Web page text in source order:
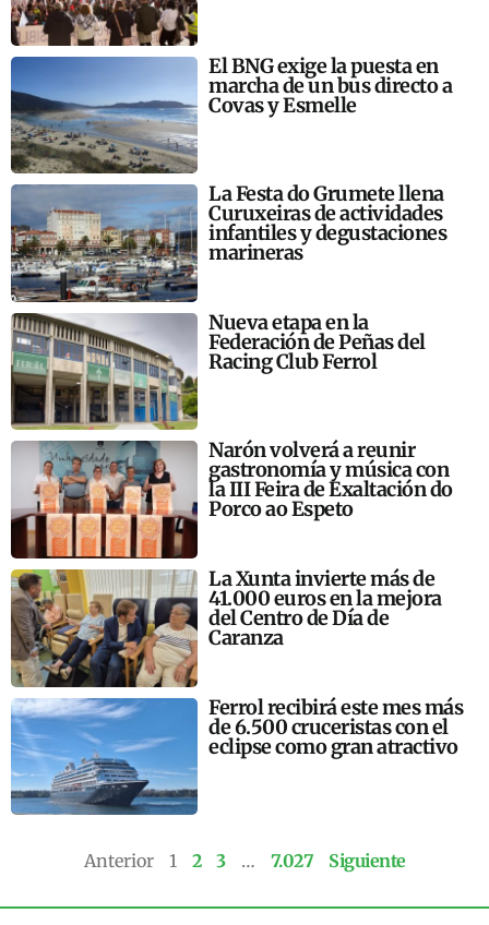
El BNG exige la puesta en
marcha de un bus directo a
Covas y Esmelle
La Festa do Grumete llena
Curuxeiras de actividades
infantiles y degustaciones
marineras
Nueva etapa en la
Federación de Peñas del
Racing Club Ferrol
Narón volverá a reunir
gastronomía y música con
la III Feira de Exaltación do
Porco ao Espeto
La Xunta invierte más de
41.000 euros en la mejora
del Centro de Día de
Caranza
Ferrol recibirá este mes más
de 6.500 cruceristas con el
eclipse como gran atractivo
Anterior 1 2 3 … 7.027 Siguiente